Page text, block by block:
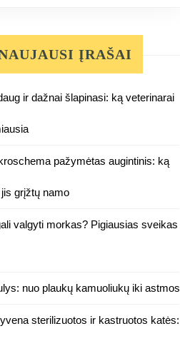
ĮRAŠAI
ir dažnai šlapinasi: ką veterinarai
pažymėtas augintinis: ką
grįžtų namo
valgyti morkas? Pigiausias sveikas
nuo plaukų kamuoliukų iki astmos
sterilizuotos ir kastruotos katės: